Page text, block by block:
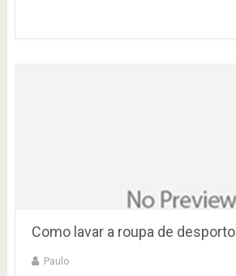
Como lavar a roupa de desporto
Paulo